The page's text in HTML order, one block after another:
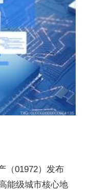
（01972）发布
能级城市核心地